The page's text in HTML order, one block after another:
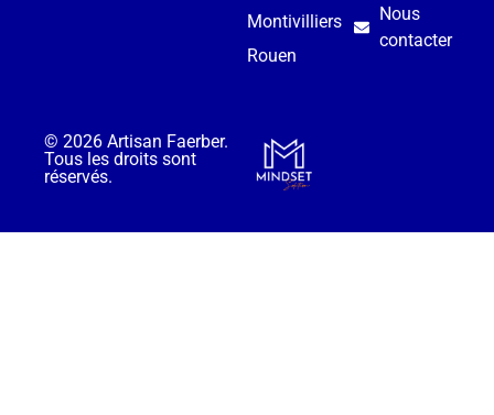
Montivilliers
Rouen
Nous
contacter
© 2026 Artisan Faerber.
Tous les droits sont
réservés.